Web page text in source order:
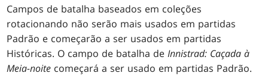
Campos de batalha baseados em coleções
rotacionando não serão mais usados em partidas
Padrão e começarão a ser usados em partidas
Históricas. O campo de batalha deInnistrad: Caçada à
Meia-noite começará a ser usado em partidas Padrão.